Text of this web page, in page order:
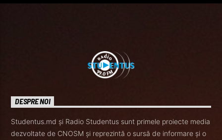
DESPRE NOI
Studentus.md și Radio Studentus sunt primele proiecte media
dezvoltate de CNOSM și reprezintă o sursă de informare și o